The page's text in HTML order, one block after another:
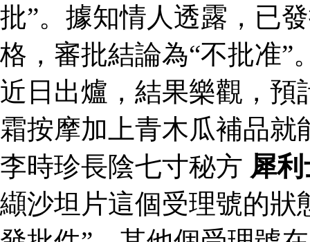
批”。據知情人透露，已
格，審批結論為“不批准”
近日出爐，結果樂觀，
霜按摩加上青木瓜補品
李時珍長陰七寸秘方 犀
纈沙坦片這個受理號的狀